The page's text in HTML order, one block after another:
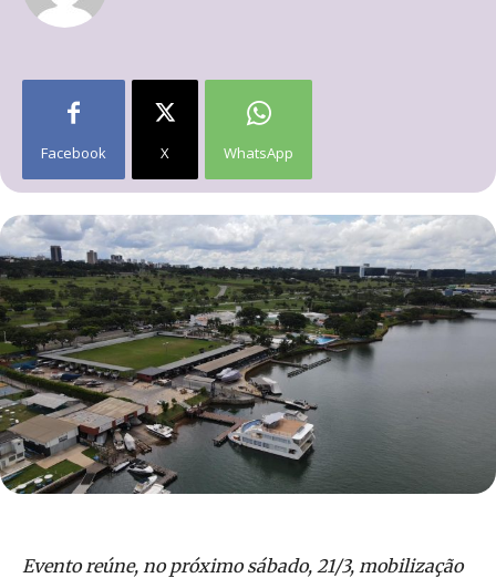
Facebook X WhatsApp
Evento reúne, no próximo sábado, 21/3, mobilização